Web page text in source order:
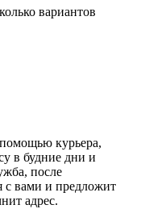
вариантов
помощью курьера,
в будние дни и
после
с вами и предложит
адрес.